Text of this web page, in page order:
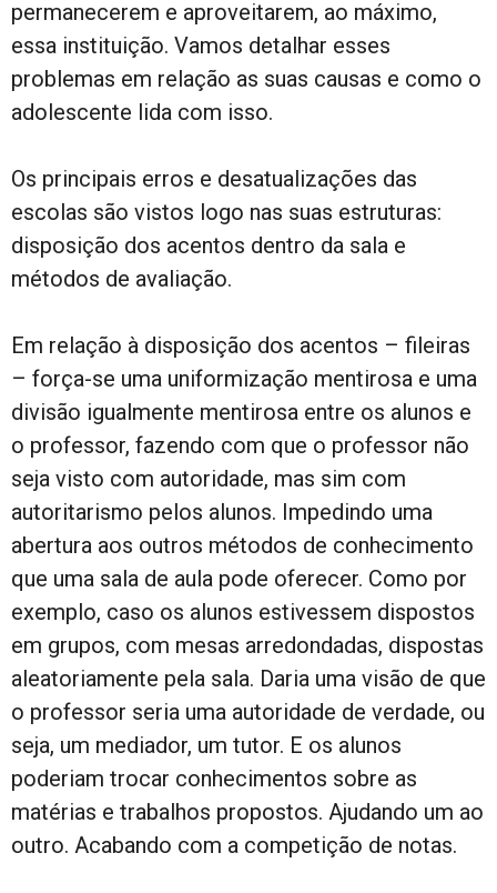
permanecerem e aproveitarem, ao máximo,
essa instituição. Vamos detalhar esses
problemas em relação as suas causas e como o
adolescente lida com isso.
Os principais erros e desatualizações das
escolas são vistos logo nas suas estruturas:
disposição dos acentos dentro da sala e
métodos de avaliação.
Em relação à disposição dos acentos – fileiras
– força-se uma uniformização mentirosa e uma
divisão igualmente mentirosa entre os alunos e
o professor, fazendo com que o professor não
seja visto com autoridade, mas sim com
autoritarismo pelos alunos. Impedindo uma
abertura aos outros métodos de conhecimento
que uma sala de aula pode oferecer. Como por
exemplo, caso os alunos estivessem dispostos
em grupos, com mesas arredondadas, dispostas
aleatoriamente pela sala. Daria uma visão de que
o professor seria uma autoridade de verdade, ou
seja, um mediador, um tutor. E os alunos
poderiam trocar conhecimentos sobre as
matérias e trabalhos propostos. Ajudando um ao
outro. Acabando com a competição de notas.